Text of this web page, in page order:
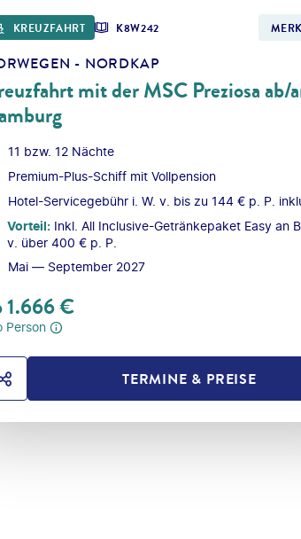
KREUZFAHRT K8W242
- NORDKAP
mit der MSC Preziosa ab/
11 bzw. 12 Nächte
Premium-Plus-Schiff mit Vollpension
Hotel-Servicegebühr i. W. v. bis zu 144 € p. P.
Vorteil: Inkl. All Inclusive-Getränkepaket Easy an
v. über 400 € p. P.
Mai — September 2027
1.666€
Person
TERMINE & PREISE